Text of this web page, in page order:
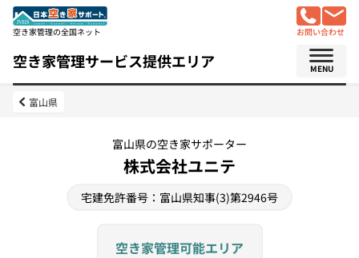
空き家管理の全国ネット お問い合わせ
空き家管理サービス提供エリア MENU
富山県
富山県の空き家サポーター
株式会社ユニテ
宅建免許番号：富山県知事(3)第2946号
空き家管理可能エリア